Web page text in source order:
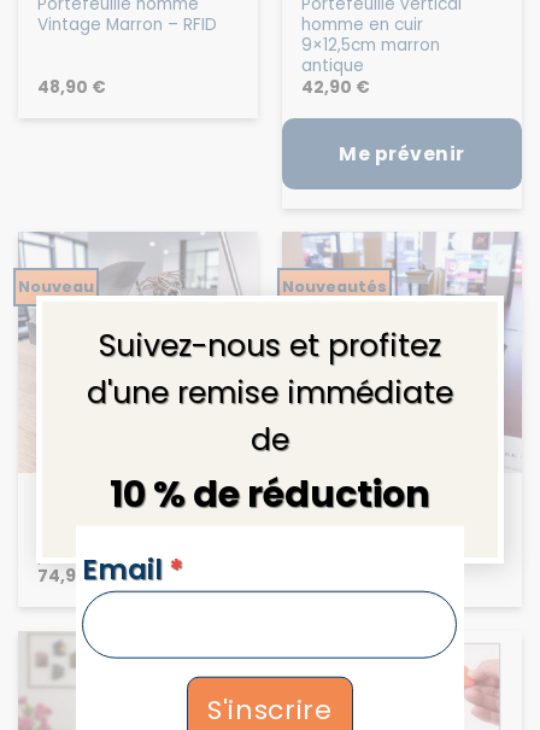
Suivez-nous et profitez
d'une remise immédiate
de
10 % de réduction
NEWSLETTERS
Email *
S'inscrire
Vintage Marron – RFID
48,90 €
homme en cuir
9×12,5cm marron
antique
42,90 €
Me prévenir
Nouveau
FIGURINE MUSICIEN
Cadeau pour musicien
pianiste homme
74,90€
Nouveautés
FIGURINE MÉTAL
Miniature Voiture